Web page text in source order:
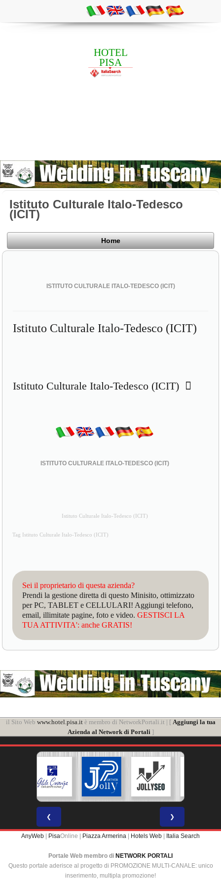
HOTEL
PISA
Istituto Culturale Italo-Tedesco
(ICIT)
Home
ISTITUTO CULTURALE ITALO-TEDESCO (ICIT)
Istituto Culturale Italo-Tedesco (ICIT)
Istituto Culturale Italo-Tedesco (ICIT)
ISTITUTO CULTURALE ITALO-TEDESCO (ICIT)
Istituto Culturale Italo-Tedesco (ICIT)
Tag Istituto Culturale Italo-Tedesco (ICIT)
Sei il proprietario di questa azienda?
Prendi la gestione diretta di questo Minisito, ottimizzato
per PC, TABLET e CELLULARI! Aggiungi telefono,
email, illimitate pagine, foto e video.GESTISCI LA
TUA ATTIVITA': anche GRATIS!
il Sito Web www.hotel.pisa.itè membro di NetworkPortali.it | [ Aggiungi la tua
Azienda al Network di Portali]
❮ ❯
AnyWeb PisaOnline | Piazza Armerina Hotels Web Italia Search
Portale Web membro di NETWORK PORTALI
Questo portale aderisce al progetto di PROMOZIONE MULTI-CANALE: unico
inserimento, multipla promozione!